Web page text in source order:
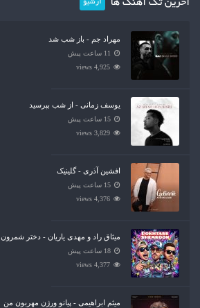
آخرین تک آهنگ ها آرشیو
مهراد جم - باز شب شد
11 ساعت پیش
4,925 views
یوسف زمانی - از شب بپرسید
15 ساعت پیش
3,829 views
افشین آذری - گلینیک
15 ساعت پیش
4,376 views
میثاق راد و مهدی یاریان - دختر شمرون
18 ساعت پیش
4,377 views
میثم ابراهیمی - پیانو ورژن مهربون من